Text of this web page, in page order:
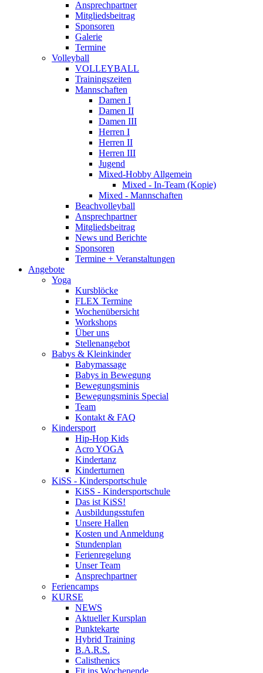
Ansprechpartner
Mitgliedsbeitrag
Sponsoren
Galerie
Termine
Volleyball
VOLLEYBALL
Trainingszeiten
Mannschaften
Damen I
Damen II
Damen III
Herren I
Herren II
Herren III
Jugend
Mixed-Hobby Allgemein
Mixed - In-Team (Kopie)
Mixed - Mannschaften
Beachvolleyball
Ansprechpartner
Mitgliedsbeitrag
News und Berichte
Sponsoren
Termine + Veranstaltungen
Angebote
Yoga
Kursblöcke
FLEX Termine
Wochenübersicht
Workshops
Über uns
Stellenangebot
Babys & Kleinkinder
Babymassage
Babys in Bewegung
Bewegungsminis
Bewegungsminis Special
Team
Kontakt & FAQ
Kindersport
Hip-Hop Kids
Acro YOGA
Kindertanz
Kinderturnen
KiSS - Kindersportschule
KiSS - Kindersportschule
Das ist KiSS!
Ausbildungsstufen
Unsere Hallen
Kosten und Anmeldung
Stundenplan
Ferienregelung
Unser Team
Ansprechpartner
Feriencamps
KURSE
NEWS
Aktueller Kursplan
Punktekarte
Hybrid Training
B.A.R.S.
Calisthenics
Fit ins Wochenende